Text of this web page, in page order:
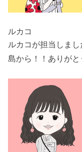
ルカコ
ルカコが担当しま
島から！！ありがと